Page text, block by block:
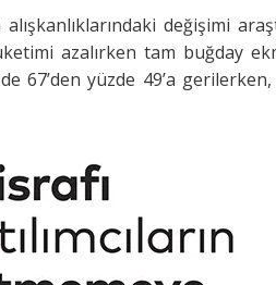
değişimi
azalırken tam buğday
67’den yüzde 49’a